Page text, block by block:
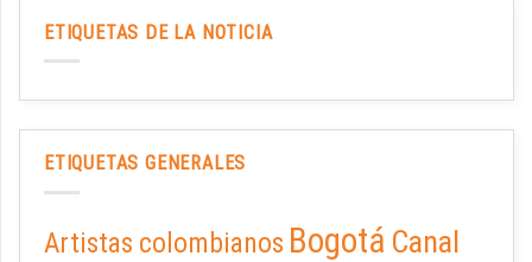
ETIQUETAS DE LA NOTICIA
ETIQUETAS GENERALES
Artistas colombianos Bogotá Canal